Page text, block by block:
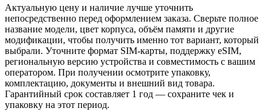
Актуальную цену и наличие лучше уточнить
непосредственно перед оформлением заказа. Сверьте полное
название модели, цвет корпуса, объём памяти и другие
модификации, чтобы получить именно тот вариант, который
выбрали. Уточните формат SIM-карты, поддержку eSIM,
региональную версию устройства и совместимость с вашим
оператором. При получении осмотрите упаковку,
комплектацию, документы и внешний вид товара.
Гарантийный срок составляет 1 год — сохраните чек и
упаковку на этот период.